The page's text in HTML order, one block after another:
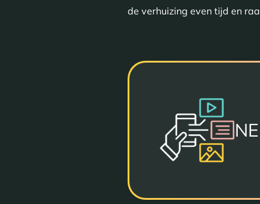
de verhuizing even tijd en